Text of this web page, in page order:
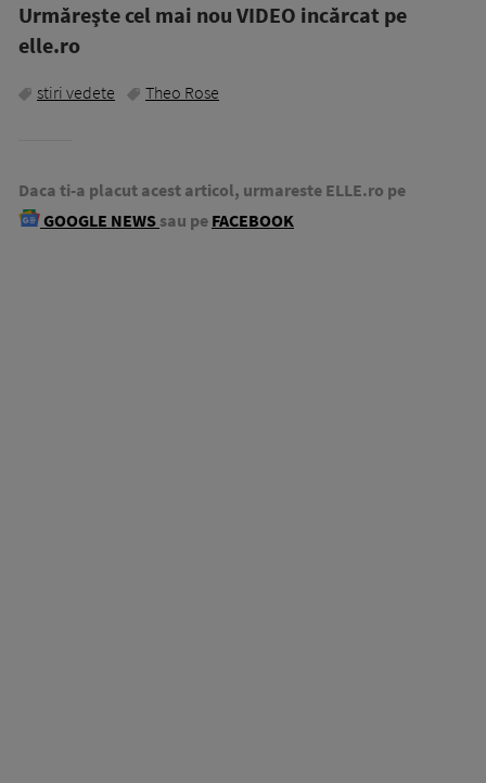
Urmăreşte cel mai nou VIDEO incărcat pe
elle.ro
stiri vedete Theo Rose
Daca ti-a placut acest articol, urmareste ELLE.ro pe
GOOGLE NEWS sau pe FACEBOOK